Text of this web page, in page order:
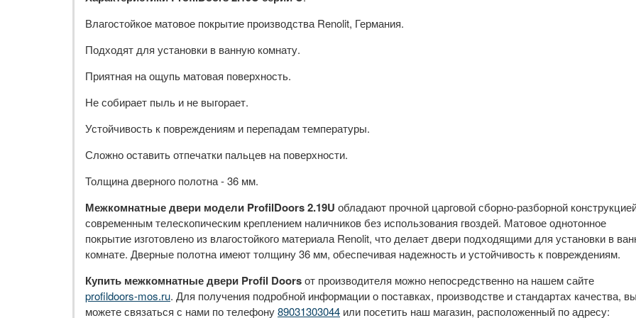
Влагостойкое матовое покрытие производства Renolit, Германия.
Подходят для установки в ванную комнату.
Приятная на ощупь матовая поверхность.
Не собирает пыль и не выгорает.
Устойчивость к повреждениям и перепадам температуры.
Сложно оставить отпечатки пальцев на поверхности.
Толщина дверного полотна - 36 мм.
Межкомнатные двери модели ProfilDoors 2.19U обладают прочной царговой сборно-разборной
современным телескопическим креплением наличников без использования гвоздей. Матовое однотонное
покрытие изготовлено из влагостойкого материала Renolit, что делает двери подходящими для установки в
комнате. Дверные полотна имеют толщину 36 мм, обеспечивая надежность и устойчивость к повреждениям.
Купить межкомнатные двери Profil Doorsот производителя можно непосредственно на нашем сайте
profildoors-mos.ru. Для получения подробной информации о поставках, производстве и стандартах качества, вы
можете связаться с нами по телефону89031303044 или посетить наш магазин, расположенный по адресу: